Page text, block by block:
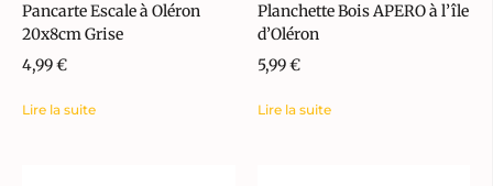
Pancarte Escale à Oléron
20x8cm Grise
4,99€
Lire la suite
Planchette Bois APERO à l’île
d’Oléron
5,99€
Lire la suite